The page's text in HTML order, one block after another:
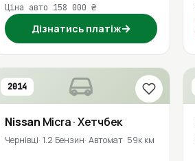
Ціна авто 158 000 ₴
Дізнатись платіж→
2014
Nissan Micra· Хетчбек
Чернівці 1.2 Бензин Автомат 59к км